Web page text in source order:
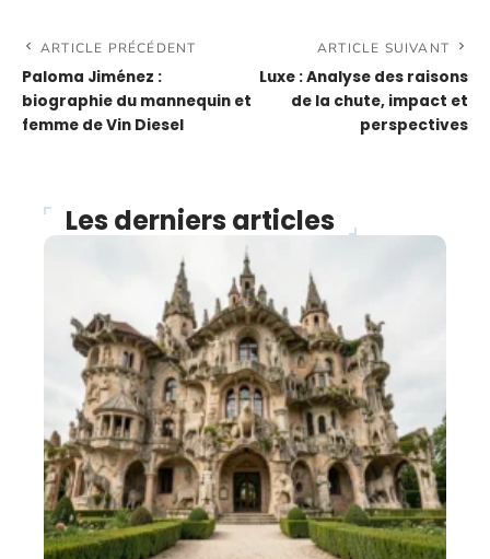
ARTICLE PRÉCÉDENT
Paloma Jiménez :
biographie du mannequin et
femme de Vin Diesel
ARTICLE SUIVANT
Luxe : Analyse des raisons
de la chute, impact et
perspectives
Les derniers articles